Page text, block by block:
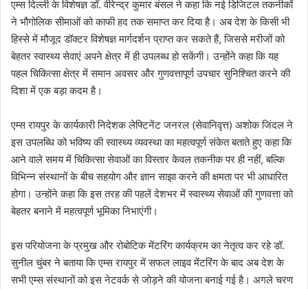
एम्स दिल्ली के विशेषज्ञ डॉ. वीरेन्द्र कुमार बंसल ने कहा कि नई डिजिटल तकनीकों
ने भौगोलिक सीमाओं को काफी हद तक समाप्त कर दिया है। अब देश के किसी भी
हिस्से में मौजूद डॉक्टर विशेषज्ञ मार्गदर्शन प्राप्त कर सकते हैं, जिससे मरीजों को
बेहतर स्वास्थ्य सेवाएं अपने क्षेत्र में ही उपलब्ध हो सकेंगी। उन्होंने कहा कि यह
पहल चिकित्सा क्षेत्र में समान अवसर और गुणवत्तापूर्ण उपचार सुनिश्चित करने की
दिशा में एक बड़ा कदम है।
एम्स रायपुर के कार्यकारी निदेशक लेफ्टिनेंट जनरल (सेवानिवृत्त) अशोक जिंदल ने
इस उपलब्धि को भविष्य की स्वास्थ्य व्यवस्था का महत्वपूर्ण संकेत बताते हुए कहा कि
आने वाले समय में चिकित्सा सेवाओं का विस्तार केवल तकनीक पर ही नहीं, बल्कि
विभिन्न संस्थानों के बीच सहयोग और ज्ञान साझा करने की क्षमता पर भी आधारित
होगा। उन्होंने कहा कि इस तरह की पहलें देशभर में स्वास्थ्य सेवाओं की गुणवत्ता को
बेहतर बनाने में महत्वपूर्ण भूमिका निभाएंगी।
इस परियोजना के प्रमुख और रोबोटिक मेंटरिंग कार्यक्रम का नेतृत्व कर रहे डॉ.
सुनील चुंबर ने बताया कि एम्स रायपुर में सफल लाइव मेंटरिंग के बाद अब देश के
सभी एम्स संस्थानों को इस नेटवर्क से जोड़ने की योजना बनाई गई है। अगले चरण